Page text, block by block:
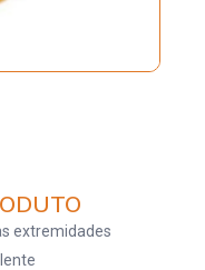
extremidades